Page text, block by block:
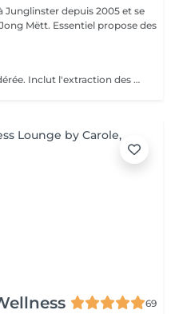
Junglinster depuis 2005 et se
propose des
Soin contre l'acné légère à modérée. Inclut l'extraction des comédons, micro kystes, désinfection de pustules et soins adaptés. J'accorde beaucoup d'importance à expliquer les bons gestes à mes jeunes client(e)s afin qu'il prennent conscience de leur peau et prennent les bonnes habitudes. Pour de meilleurs résultats je conseille 1 soin par semaine sur 1 mois. Important: J'accorde autant d'importance à la relaxation et l'intimité de mes jeunes clients. De ce fait aucun accompagnant ne sera autorisé à rester dans la cabine durant le soin Inclut: Nettoyage et extraction de kystes, comédons et pustules. Désinfection et soins purifiants adaptés. Matériel stérilisé et/ou à usage unique.
69